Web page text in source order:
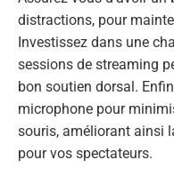
distractions, pour
Investissez dans une
sessions de streaming
bon soutien dorsal.
microphone pour
souris, améliorant ainsi
pour vos spectateurs.